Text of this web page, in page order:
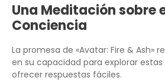
Una Meditación sobre
Conciencia
La promesa de «Avatar: Fire & Ash»
en su capacidad para explorar
ofrecer respuestas fáciles.